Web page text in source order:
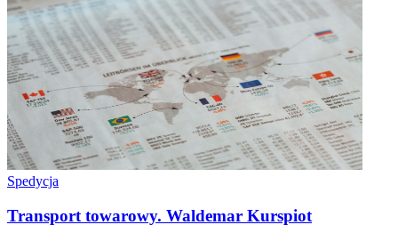
Spedycja
Transport towarowy. Waldemar Kurspiot